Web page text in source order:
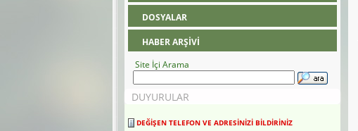
DOSYALAR
HABER ARŞİVİ
Site İçi Arama
DUYURULAR